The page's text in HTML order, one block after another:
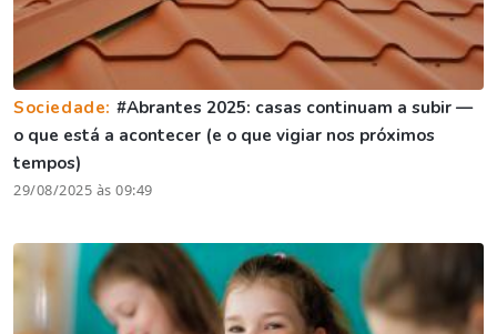
Sociedade: #Abrantes 2025: casas continuam a subir —
o que está a acontecer (e o que vigiar nos próximos
tempos)
29/08/2025 às 09:49